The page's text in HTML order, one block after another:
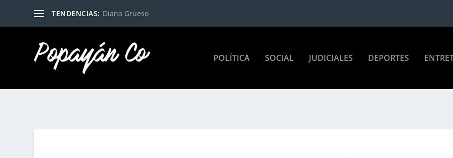
TENDENCIAS: Diana Grueso
POLÍTICA SOCIAL JUDICIALES DEPORTES